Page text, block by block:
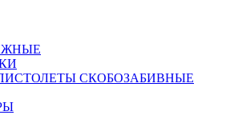
СКОБОЗАБИВНЫЕ